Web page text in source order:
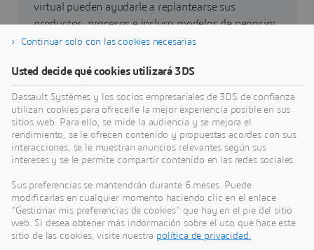
virtual pueden ayudarle a replantearse sus
productos, procesos e incluso modelos de negocios
que permitan conseguir unas innovaciones
Ir a sostenibilidad
Últimas novedades
Acceso a todas las notas de prensa y recursos de
redes sociales de Dassault Systèmes.
Continuar solo con las cookies necesarias
Usted decide qué cookies utilizará 3DS
Dassault Systèmes y los socios empresariales de 3DS de confianza
utilizan cookies para ofrecerle la mejor experiencia posible en sus
sitios web. Para ello, se mide la audiencia y se mejora el
rendimiento, se le ofrecen contenido y propuestas acordes con sus
interacciones, se le muestran anuncios relevantes según sus
intereses y se le permite compartir contenido en las redes sociales.
Sus preferencias se mantendrán durante 6 meses. Puede
modificarlas en cualquier momento haciendo clic en el enlace
"Gestionar mis preferencias de cookies" que hay en el pie del sitio
web. Si desea obtener más indormación sobre el uso que hace este
sitio de las cookies, visite nuestra política de privacidad.